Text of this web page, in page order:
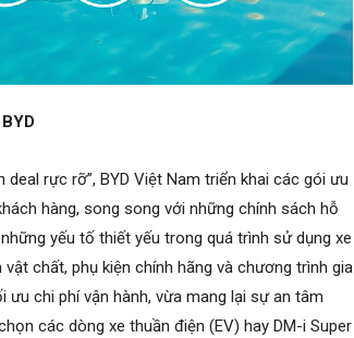
rực rỡ”, BYD Việt Nam triển khai các gói ưu
hàng, song song với những chính sách hỗ
yếu tố thiết yếu trong quá trình sử dụng xe
chất, phụ kiện chính hãng và chương trình gia
ưu chi phí vận hành, vừa mang lại sự an tâm
các dòng xe thuần điện (EV) hay DM-i Super